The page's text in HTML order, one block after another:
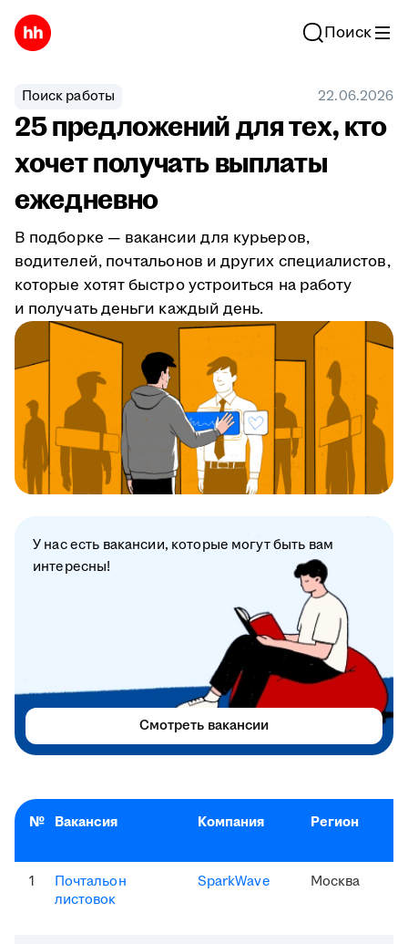
Поиск
Поиск работы 22.06.2026
25 предложений для тех, кто
хочет получать выплаты
ежедневно
В подборке — вакансии для курьеров,
водителей, почтальонов и других специалистов,
которые хотят быстро устроиться на работу
и получать деньги каждый день.
№ Вакансия Компания Регион
1
Почтальон
листовок
SparkWave Москва
У нас есть вакансии, которые могут быть вам
интересны!
Смотреть вакансии